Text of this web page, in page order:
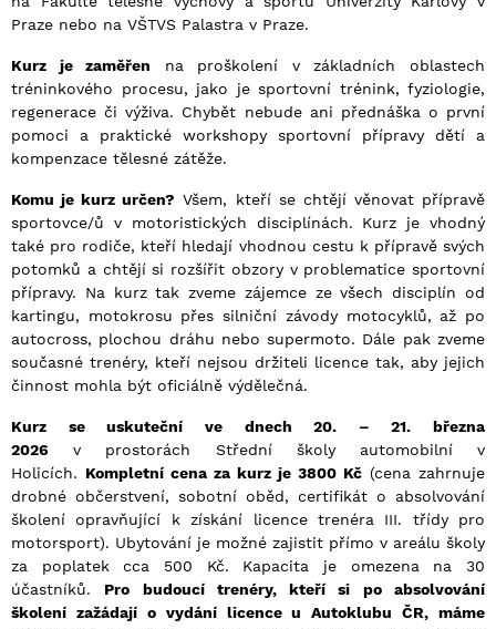
Praze nebo na VŠTVS Palastra v Praze.
Kurz je zaměřen na proškolení v základních oblastech
tréninkového procesu, jako je sportovní trénink, fyziologie,
regenerace či výživa. Chybět nebude ani přednáška o první
pomoci a praktické workshopy sportovní přípravy dětí a
kompenzace tělesné zátěže.
Komu je kurz určen? Všem, kteří se chtějí věnovat přípravě
sportovce/ů v motoristických disciplínách. Kurz je vhodný
také pro rodiče, kteří hledají vhodnou cestu k přípravě svých
potomků a chtějí si rozšířit obzory v problematice sportovní
přípravy. Na kurz tak zveme zájemce ze všech disciplín od
kartingu, motokrosu přes silniční závody motocyklů, až po
autocross, plochou dráhu nebo supermoto. Dále pak zveme
současné trenéry, kteří nejsou držiteli licence tak, aby jejich
činnost mohla být oficiálně výdělečná.
Kurz se uskuteční ve dnech 20. – 21. března
2026 v prostorách Střední školy automobilní v
Holicích. Kompletní cena za kurz je 3800 Kč (cena zahrnuje
drobné občerstvení, sobotní oběd, certifikát o absolvování
školení opravňující k získání licence trenéra III. třídy pro
motorsport). Ubytování je možné zajistit přímo v areálu školy
za poplatek cca 500 Kč. Kapacita je omezena na 30
účastníků. Pro budoucí trenéry, kteří si po absolvování
školení zažádají o vydání licence u Autoklubu ČR, máme